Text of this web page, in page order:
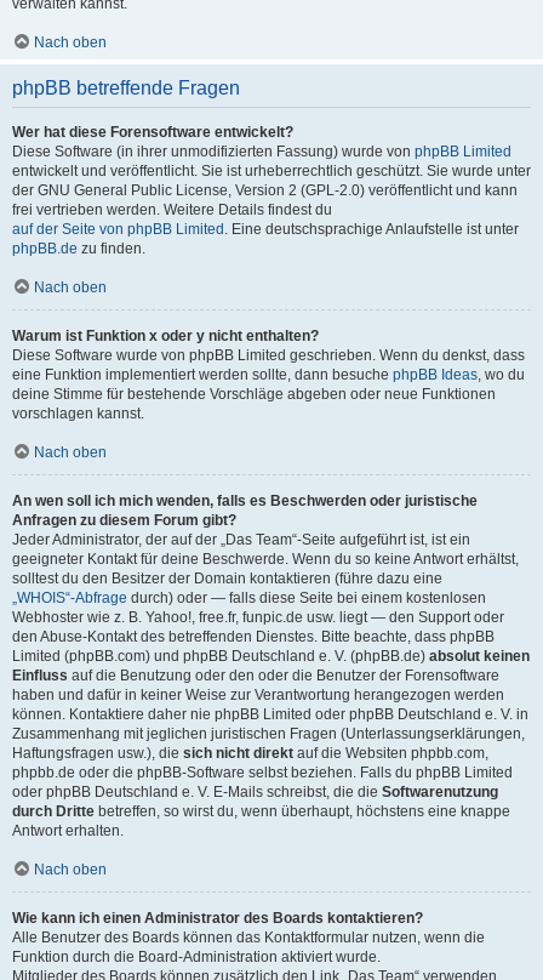
verwalten kannst.
Nach oben
phpBB betreffende Fragen
Wer hat diese Forensoftware entwickelt?
Diese Software (in ihrer unmodifizierten Fassung) wurde von phpBB Limited
entwickelt und veröffentlicht. Sie ist urheberrechtlich geschützt. Sie wurde unter
der GNU General Public License, Version 2 (GPL-2.0) veröffentlicht und kann
frei vertrieben werden. Weitere Details findest du
auf der Seite von phpBB Limited . Eine deutschsprachige Anlaufstelle ist unter
phpBB.de zu finden.
Nach oben
Warum ist Funktion x oder y nicht enthalten?
Diese Software wurde von phpBB Limited geschrieben. Wenn du denkst, dass
eine Funktion implementiert werden sollte, dann besuche phpBB Ideas, wo du
deine Stimme für bestehende Vorschläge abgeben oder neue Funktionen
vorschlagen kannst.
Nach oben
An wen soll ich mich wenden, falls es Beschwerden oder juristische
Anfragen zu diesem Forum gibt?
Jeder Administrator, der auf der „Das Team“-Seite aufgeführt ist, ist ein
geeigneter Kontakt für deine Beschwerde. Wenn du so keine Antwort erhältst,
solltest du den Besitzer der Domain kontaktieren (führe dazu eine
„WHOIS“-Abfrage durch) oder — falls diese Seite bei einem kostenlosen
Webhoster wie z. B. Yahoo!, free.fr, funpic.de usw. liegt — den Support oder
den Abuse-Kontakt des betreffenden Dienstes. Bitte beachte, dass phpBB
Limited (phpBB.com) und phpBB Deutschland e. V. (phpBB.de) absolut keinen
Einfluss auf die Benutzung oder den oder die Benutzer der Forensoftware
haben und dafür in keiner Weise zur Verantwortung herangezogen werden
können. Kontaktiere daher nie phpBB Limited oder phpBB Deutschland e. V. in
Zusammenhang mit jeglichen juristischen Fragen (Unterlassungserklärungen,
Haftungsfragen usw.), die sich nicht direkt auf die Websiten phpbb.com,
phpbb.de oder die phpBB-Software selbst beziehen. Falls du phpBB Limited
oder phpBB Deutschland e. V. E-Mails schreibst, die die Softwarenutzung
durch Dritte betreffen, so wirst du, wenn überhaupt, höchstens eine knappe
Antwort erhalten.
Nach oben
Wie kann ich einen Administrator des Boards kontaktieren?
Alle Benutzer des Boards können das Kontaktformular nutzen, wenn die
Funktion durch die Board-Administration aktiviert wurde.
Mitglieder des Boards können zusätzlich den Link „Das Team“ verwenden.